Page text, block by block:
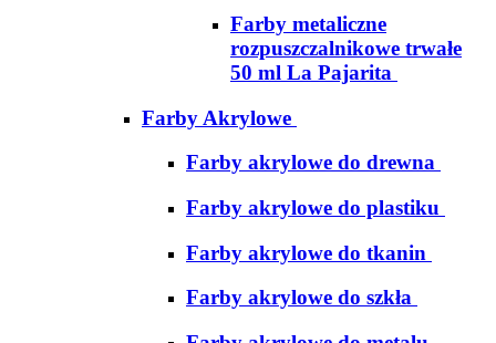
Farby metaliczne
rozpuszczalnikowe trwałe
50 ml La Pajarita
Farby Akrylowe
Farby akrylowe do drewna
Farby akrylowe do plastiku
Farby akrylowe do tkanin
Farby akrylowe do szkła